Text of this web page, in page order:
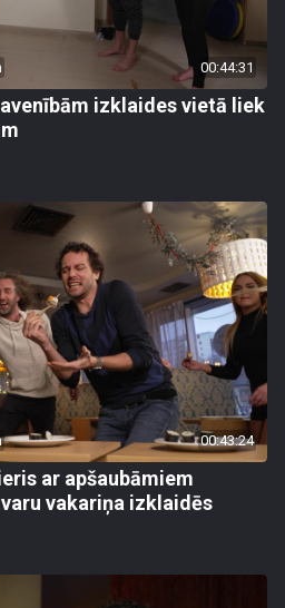
00:44:31
izklaides vietā liek
00:43:24
ar apšaubāmiem
vakariņa izklaidēs